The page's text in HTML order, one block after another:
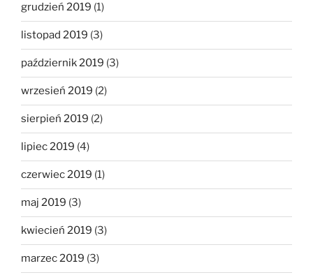
grudzień 2019 (1)
listopad 2019 (3)
październik 2019 (3)
wrzesień 2019 (2)
sierpień 2019 (2)
lipiec 2019 (4)
czerwiec 2019 (1)
maj 2019 (3)
kwiecień 2019 (3)
marzec 2019 (3)